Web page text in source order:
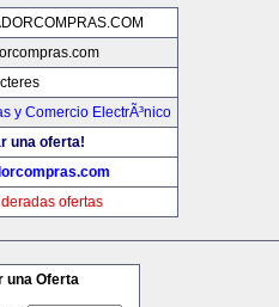
y Comercio ElectrÃ³nico
una oferta!
ofertas
una Oferta